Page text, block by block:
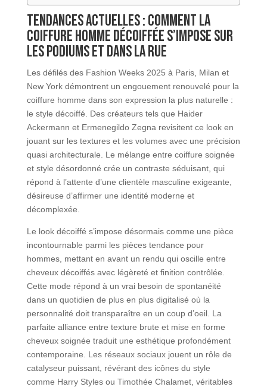
Tendances actuelles : comment la
coiffure homme décoiffée s’impose sur
les podiums et dans la rue
Les défilés des Fashion Weeks 2025 à Paris, Milan et
New York démontrent un engouement renouvelé pour la
coiffure homme dans son expression la plus naturelle :
le style décoiffé. Des créateurs tels que Haider
Ackermann et Ermenegildo Zegna revisitent ce look en
jouant sur les textures et les volumes avec une précision
quasi architecturale. Le mélange entre coiffure soignée
et style désordonné crée un contraste séduisant, qui
répond à l’attente d’une clientèle masculine exigeante,
désireuse d’affirmer une identité moderne et
décomplexée.
Le look décoiffé s’impose désormais comme une pièce
incontournable parmi les pièces tendance pour
hommes, mettant en avant un rendu qui oscille entre
cheveux décoiffés avec légèreté et finition contrôlée.
Cette mode répond à un vrai besoin de spontanéité
dans un quotidien de plus en plus digitalisé où la
personnalité doit transparaître en un coup d’oeil. La
parfaite alliance entre texture brute et mise en forme
cheveux soignée traduit une esthétique profondément
contemporaine. Les réseaux sociaux jouent un rôle de
catalyseur puissant, révérant des icônes du style
comme Harry Styles ou Timothée Chalamet, véritables